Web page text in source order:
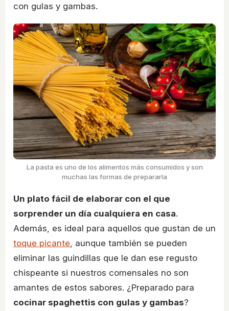
con gulas y gambas.
La pasta es uno de los alimentos más consumidos y son
muchas las formas de prepararla
Un plato fácil de elaborar con el que
sorprender un día cualquiera en casa.
Además, es ideal para aquellos que gustan de un
toque picante , aunque también se pueden
eliminar las guindillas que le dan ese regusto
chispeante si nuestros comensales no son
amantes de estos sabores. ¿Preparado para
cocinar spaghettis con gulas y gambas?